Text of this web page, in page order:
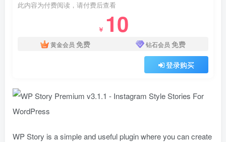
此内容为付费阅读，请付费后查看
￥ 10
黄金会员 免费 钻石会员 免费
登录购买
WP Story is a simple and useful plugin where you can create